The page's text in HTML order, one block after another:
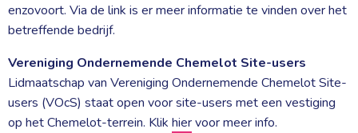
enzovoort. Via de link is er meer informatie te vinden over het
betreffende bedrijf.
Vereniging Ondernemende Chemelot Site-users
Lidmaatschap van Vereniging Ondernemende Chemelot Site-
users (VOcS) staat open voor site-users met een vestiging
op het Chemelot-terrein. Klik hiervoor meer info.